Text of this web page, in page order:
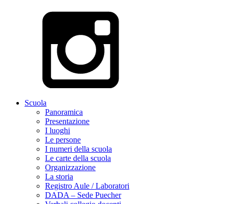
Scuola
Panoramica
Presentazione
I luoghi
Le persone
I numeri della scuola
Le carte della scuola
Organizzazione
La storia
Registro Aule / Laboratori
DADA – Sede Puecher